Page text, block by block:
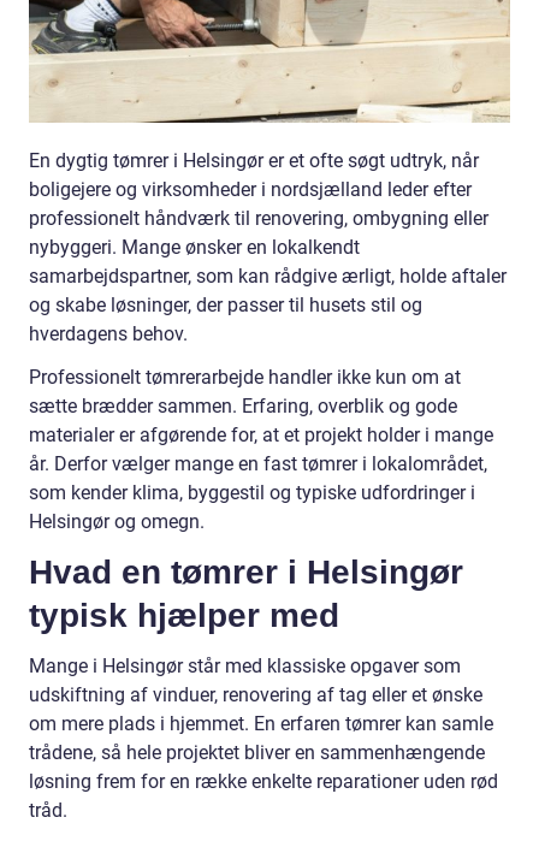
En dygtig tømrer i Helsingør er et ofte søgt udtryk, når
boligejere og virksomheder i nordsjælland leder efter
professionelt håndværk til renovering, ombygning eller
nybyggeri. Mange ønsker en lokalkendt
samarbejdspartner, som kan rådgive ærligt, holde aftaler
og skabe løsninger, der passer til husets stil og
hverdagens behov.
Professionelt tømrerarbejde handler ikke kun om at
sætte brædder sammen. Erfaring, overblik og gode
materialer er afgørende for, at et projekt holder i mange
år. Derfor vælger mange en fast tømrer i lokalområdet,
som kender klima, byggestil og typiske udfordringer i
Helsingør og omegn.
Hvad en tømrer i Helsingør
typisk hjælper med
Mange i Helsingør står med klassiske opgaver som
udskiftning af vinduer, renovering af tag eller et ønske
om mere plads i hjemmet. En erfaren tømrer kan samle
trådene, så hele projektet bliver en sammenhængende
løsning frem for en række enkelte reparationer uden rød
tråd.